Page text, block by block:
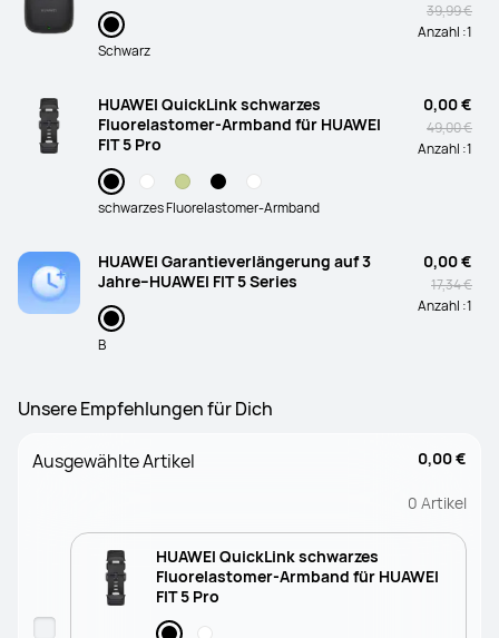
Schwarz
39,99 €
Anzahl :1
HUAWEI QuickLink schwarzes
Fluorelastomer-Armband für HUAWEI
FIT 5 Pro
schwarzes Fluorelastomer-Armband
0,00 €
49,00 €
Anzahl :1
HUAWEI Garantieverlängerung auf 3
Jahre–HUAWEI FIT 5 Series
B
0,00 €
17,34 €
Anzahl :1
Unsere Empfehlungen für Dich
Ausgewählte Artikel 0,00 €
0 Artikel
HUAWEI QuickLink schwarzes
Fluorelastomer-Armband für HUAWEI
FIT 5 Pro